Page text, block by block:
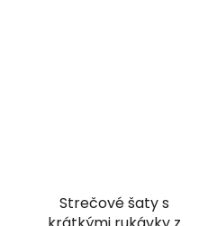
Strečové šaty s